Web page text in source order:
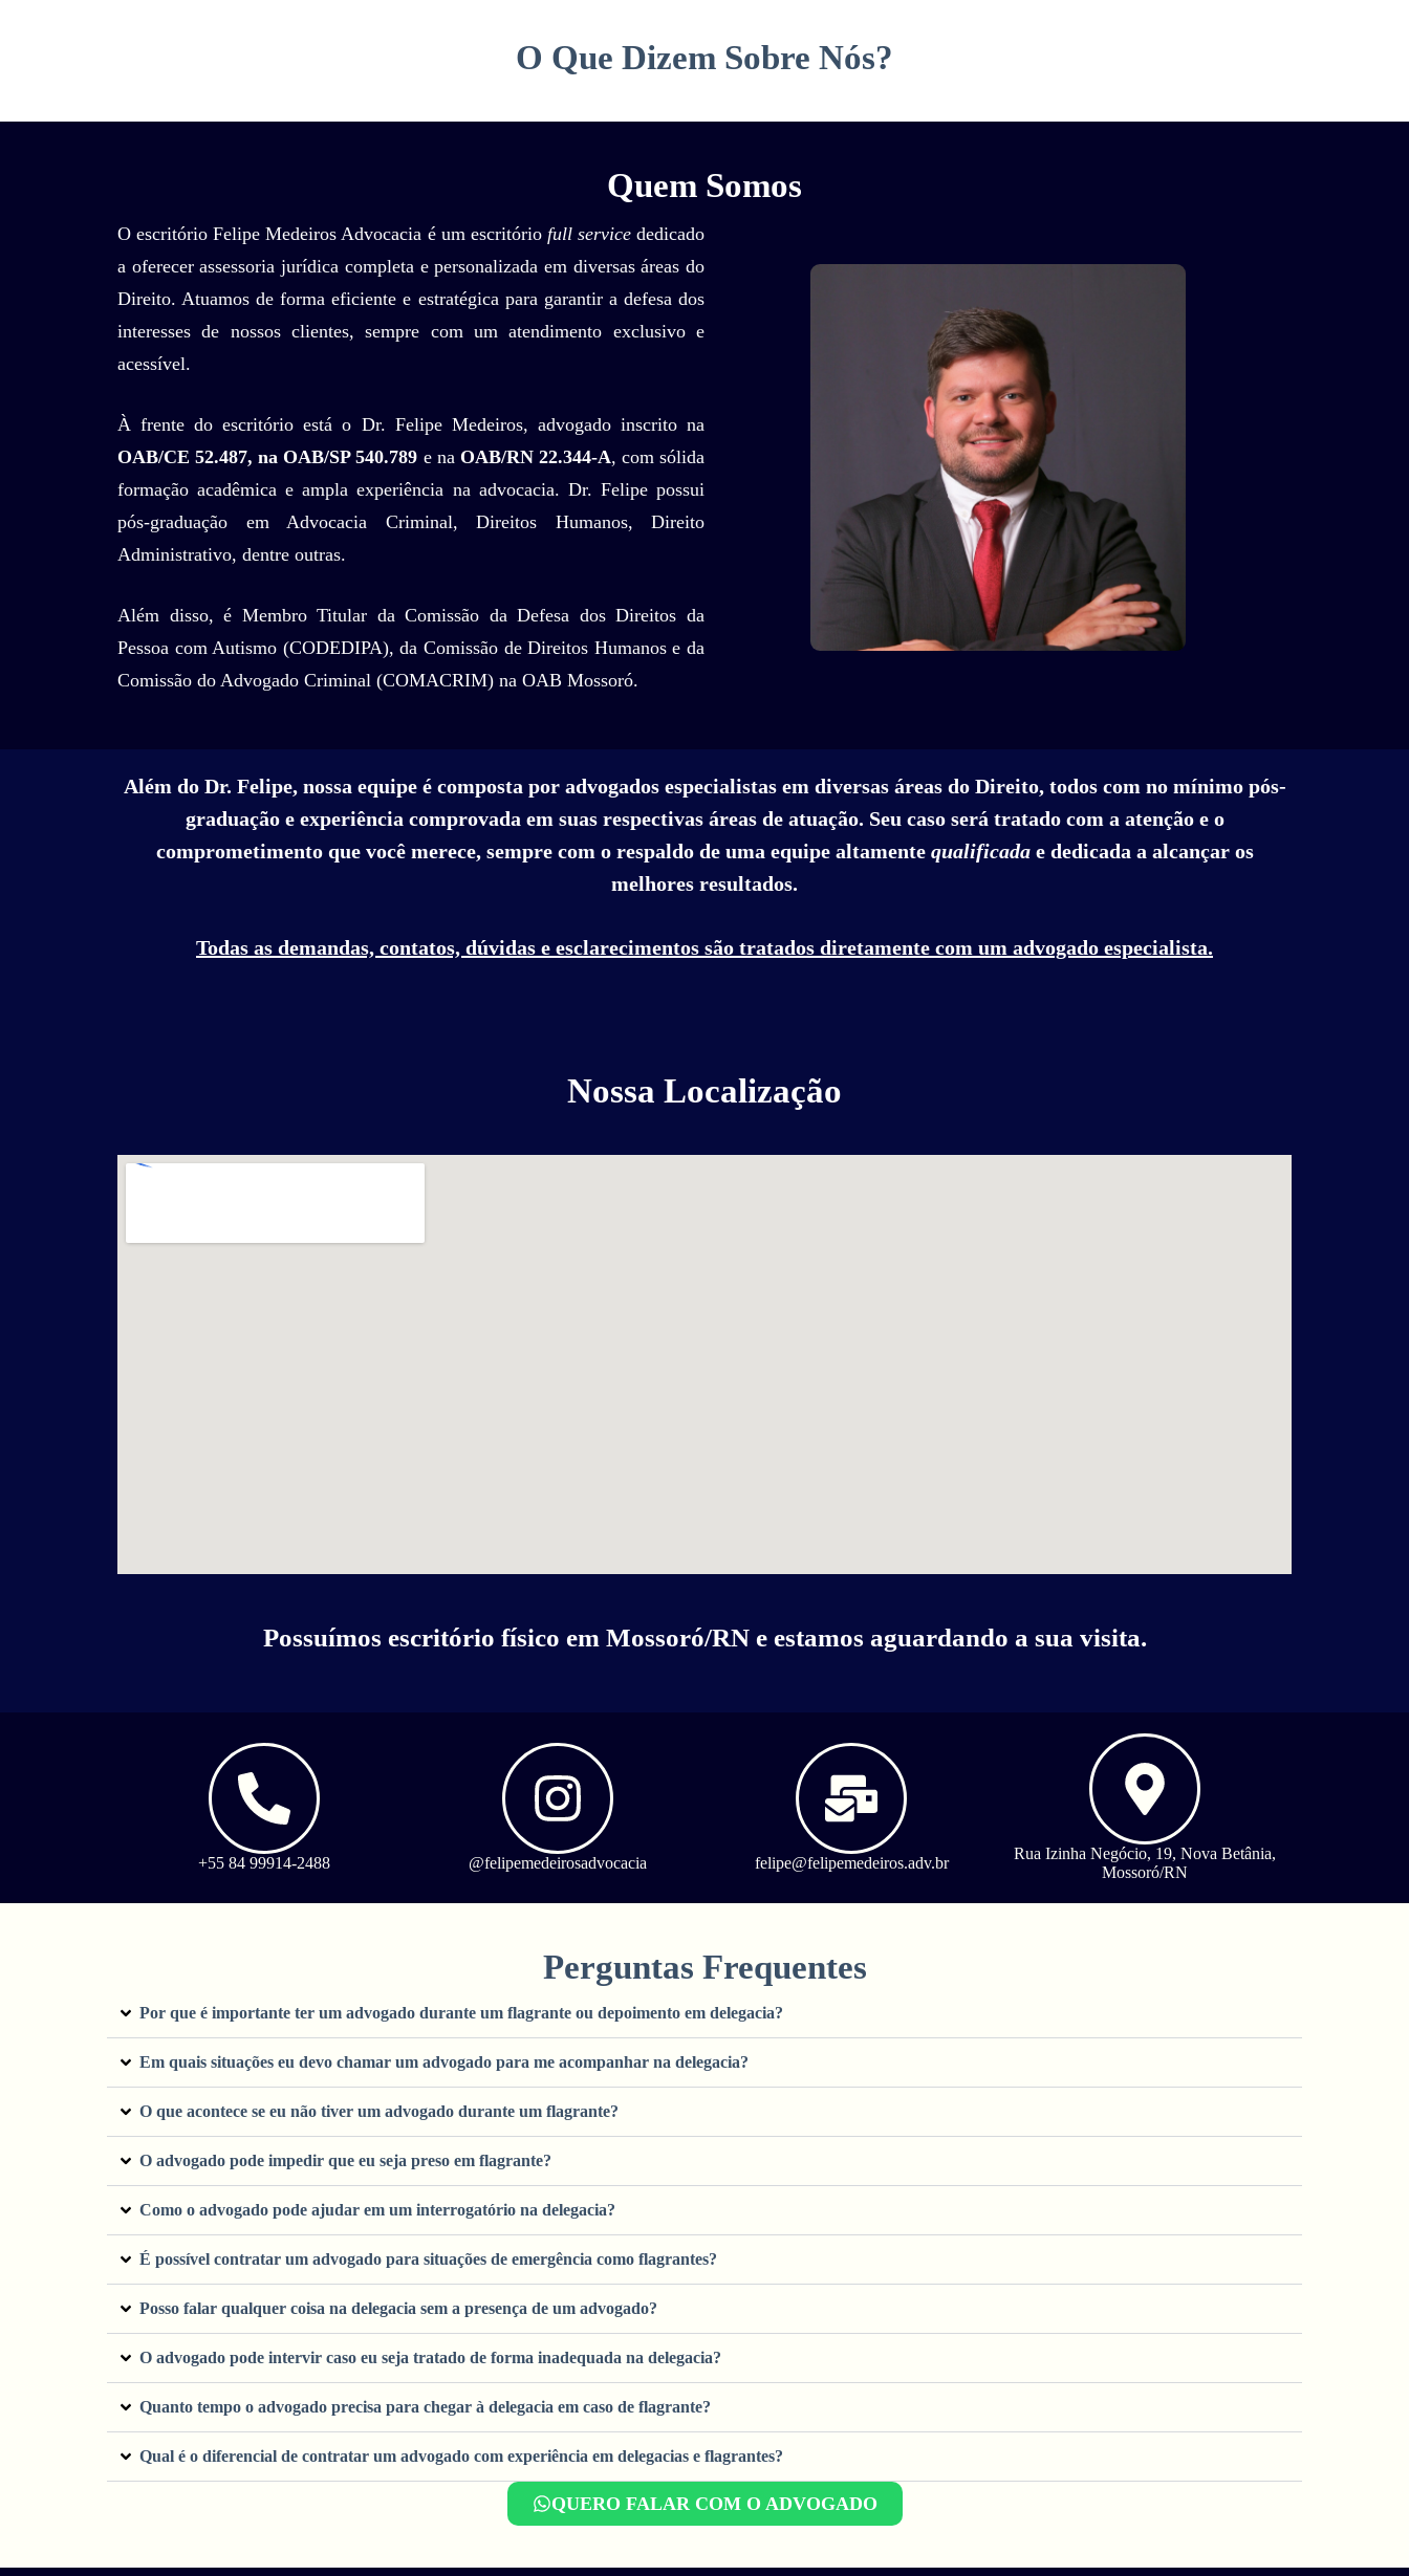
O Que Dizem Sobre Nós?
Quem Somos
O escritório Felipe Medeiros Advocacia é um escritório full servicededicado
a oferecer assessoria jurídica completa e personalizada em diversas áreas do
Direito. Atuamos de forma eficiente e estratégica para garantir a defesa dos
interesses de nossos clientes, sempre com um atendimento exclusivo e
acessível.
À frente do escritório está o Dr. Felipe Medeiros, advogado inscrito na
OAB/CE 52.487, na OAB/SP 540.789 e na OAB/RN 22.344-A, com sólida
formação acadêmica e ampla experiência na advocacia. Dr. Felipe possui
pós-graduação em Advocacia Criminal, Direitos Humanos, Direito
Administrativo, dentre outras.
Além disso, é Membro Titular da Comissão da Defesa dos Direitos da
Pessoa com Autismo (CODEDIPA), da Comissão de Direitos Humanos e da
Comissão do Advogado Criminal (COMACRIM) na OAB Mossoró.
Além do Dr. Felipe, nossa equipe é composta por advogados especialistas em diversas áreas do Direito, todos com no mínimo pós-
graduação e experiência comprovada em suas respectivas áreas de atuação. Seu caso será tratado com a atenção e o
comprometimento que você merece, sempre com o respaldo de uma equipe altamente qualificada e dedicada a alcançar os
melhores resultados.
Todas as demandas, contatos, dúvidas e esclarecimentos são tratados diretamente com um advogado especialista.
Nossa Localização
Possuímos escritório físico em Mossoró/RN e estamos aguardando a sua visita.
+55 84 99914-2488 @felipemedeirosadvocacia felipe@felipemedeiros.adv.br
Rua Izinha Negócio, 19, Nova Betânia,
Mossoró/RN
Perguntas Frequentes
Por que é importante ter um advogado durante um flagrante ou depoimento em delegacia?
Em quais situações eu devo chamar um advogado para me acompanhar na delegacia?
O que acontece se eu não tiver um advogado durante um flagrante?
O advogado pode impedir que eu seja preso em flagrante?
Como o advogado pode ajudar em um interrogatório na delegacia?
É possível contratar um advogado para situações de emergência como flagrantes?
Posso falar qualquer coisa na delegacia sem a presença de um advogado?
O advogado pode intervir caso eu seja tratado de forma inadequada na delegacia?
Quanto tempo o advogado precisa para chegar à delegacia em caso de flagrante?
Qual é o diferencial de contratar um advogado com experiência em delegacias e flagrantes?
QUERO FALAR COM O ADVOGADO